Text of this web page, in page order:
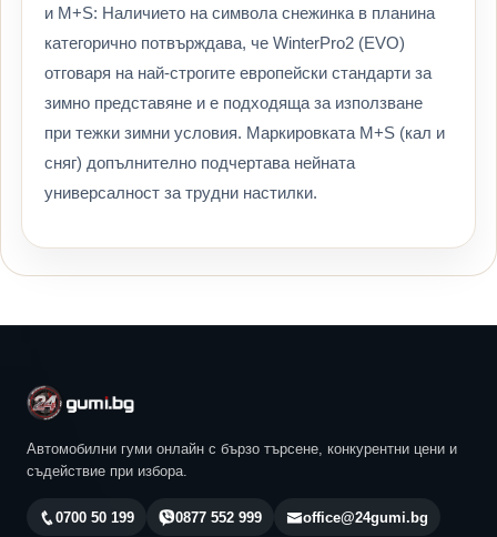
и M+S: Наличието на символа снежинка в планина
категорично потвърждава, че WinterPro2 (EVO)
отговаря на най-строгите европейски стандарти за
зимно представяне и е подходяща за използване
при тежки зимни условия. Маркировката M+S (кал и
сняг) допълнително подчертава нейната
универсалност за трудни настилки.
Автомобилни гуми онлайн с бързо търсене, конкурентни цени и
съдействие при избора.
0700 50 199 0877 552 999 office@24gumi.bg